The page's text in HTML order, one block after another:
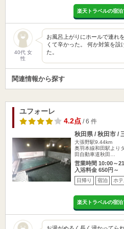
楽天トラベルの宿
40代 女
性
お風呂上がりにホールで連れ
くて辛かった。 何か対策を設
た。
関連情報から探す
ユフォーレ
4.2点/ 6 件
秋田県 / 秋田市 /
大張野駅9.44km
奥羽本線和田駅より
田自動車道秋田…
営業時間 10:00～
入浴料金 650円～
日帰り 宿泊 ホ
楽天トラベルの宿